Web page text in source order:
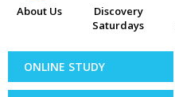
About Us
Discovery
Saturdays
ONLINE STUDY